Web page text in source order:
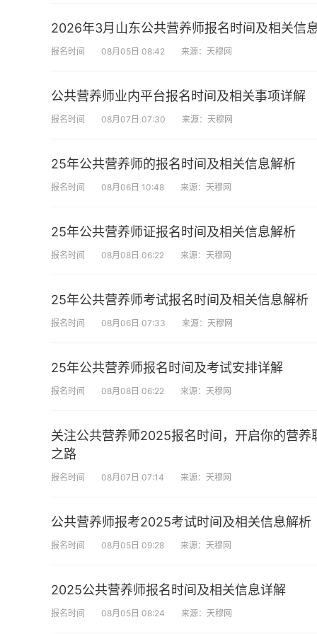
2026年3月山东公共营养师报名时间及相关信
报名时间 08月05日 08:42 来源：天穆网
公共营养师业内平台报名时间及相关事项详解
报名时间 08月07日 07:30 来源：天穆网
25年公共营养师的报名时间及相关信息解析
报名时间 08月06日 10:48 来源：天穆网
25年公共营养师证报名时间及相关信息解析
报名时间 08月08日 06:22 来源：天穆网
25年公共营养师考试报名时间及相关信息解析
报名时间 08月06日 07:33 来源：天穆网
25年公共营养师报名时间及考试安排详解
报名时间 08月08日 06:22 来源：天穆网
关注公共营养师2025报名时间，开启你的营养
之路
报名时间 08月07日 07:14 来源：天穆网
公共营养师报考2025考试时间及相关信息解析
报名时间 08月05日 09:28 来源：天穆网
2025公共营养师报名时间及相关信息详解
报名时间 08月05日 08:24 来源：天穆网